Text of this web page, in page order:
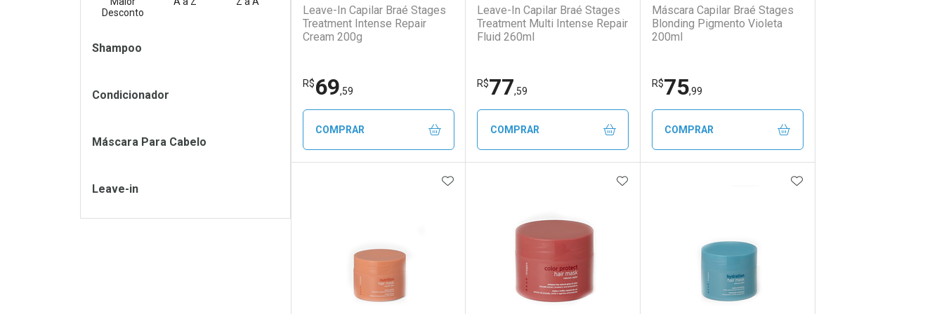
Leave-In Capilar Braé Stages
Treatment Intense Repair
Cream 200g
R$69,59
COMPRAR
FECHAR
FECHAR
Leave-In Capilar Braé Stages
Treatment Multi Intense Repair
Fluid 260ml
R$77,59
COMPRAR
FECHAR
Laboratório
FECHAR
Por Menos
Máscara Capilar Braé Stages
Blonding Pigmento Violeta
200ml
R$75,99
COMPRAR
FECHAR
FECHAR
ADICIONAR AOS FAVORITOS ADICIONAR AOS FAVORITOS ADICIONAR AOS
Desconto
Filtros
Shampoo
Condicionador
Máscara Para Cabelo
Leave-in